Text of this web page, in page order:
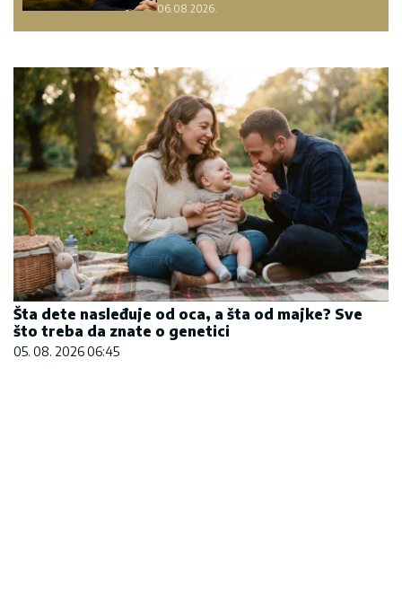
06.08.2026.
Šta dete nasleđuje od oca, a šta od majke? Sve
što treba da znate o genetici
05. 08. 2026 06:45